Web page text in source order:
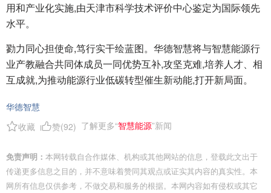
用和产业化实施,由天津市科学技术评价中心鉴定为国际领先
水平。
勠力同心担使命,笃行实干绘蓝图。华德智慧将与智慧能源行
业产教融合共同体成员一同优势互补,攻坚克难,培养人才、相
互成就,为推动能源行业低碳转型催生新动能,打开新局面。
华德智慧
收藏
赞(92) 了解更多“智慧能源”新闻
免责声明： 本网转载自合作媒体、机构或其他网站的信息，登载此文出于
传递更多信息之目的，并不意味着赞同其观点或证实其内容的真实性。本
网所有信息仅供参考，不做交易和服务的根据。本网内容如有侵权或其它